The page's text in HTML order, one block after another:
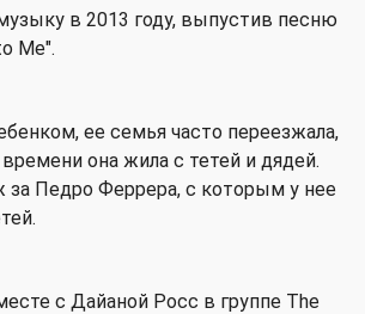
в 2013 году, выпустив песню
Me".
ее семья часто переезжала,
она жила с тетей и дядей.
Педро Феррера, с которым у нее
с Дайаной Росс в группе The